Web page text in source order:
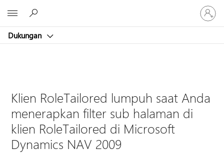
Dukungan
Masuk
ke
akun
Klien RoleTailored lumpuh saat Anda
menerapkan filter sub halaman di
klien RoleTailored di Microsoft
Dynamics NAV 2009